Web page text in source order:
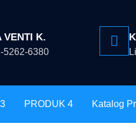
VENTI K.
5262-6380
PRODUK 4 Katalog